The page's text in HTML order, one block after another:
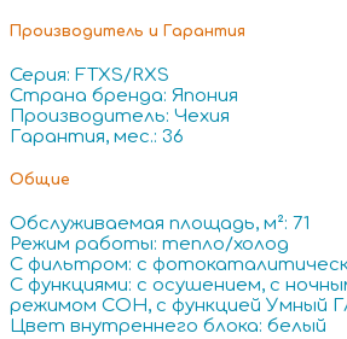
Производитель и Гарантия
Серия: FTXS/RXS
Страна бренда: Япония
Производитель: Чехия
Гарантия, мес.: 36
Общие
Обслуживаемая площадь, м²: 71
Режим работы: тепло/холод
С фильтром: с
С функциями: с осушением, с
режимом СОН, с функцией Умный
Цвет внутреннего блока: белый